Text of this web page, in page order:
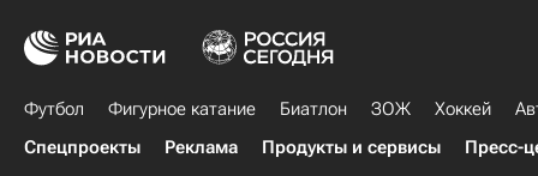
Футбол Фигурное катание Биатлон ЗОЖ Хоккей
Спецпроекты
Реклама Продукты и сервисы Пресс-